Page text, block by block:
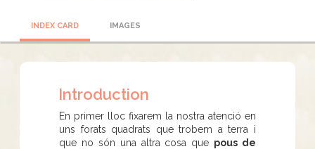
INDEX CARD IMAGES
Introduction
En primer lloc fixarem la nostra atenció en
uns forats quadrats que trobem a terra i
que no són una altra cosa que pous de